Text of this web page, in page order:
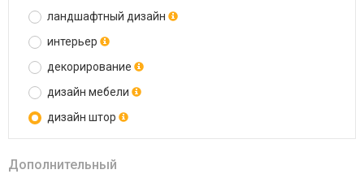
ландшафтный дизайн
интерьер
декорирование
дизайн мебели
дизайн штор
Дополнительный